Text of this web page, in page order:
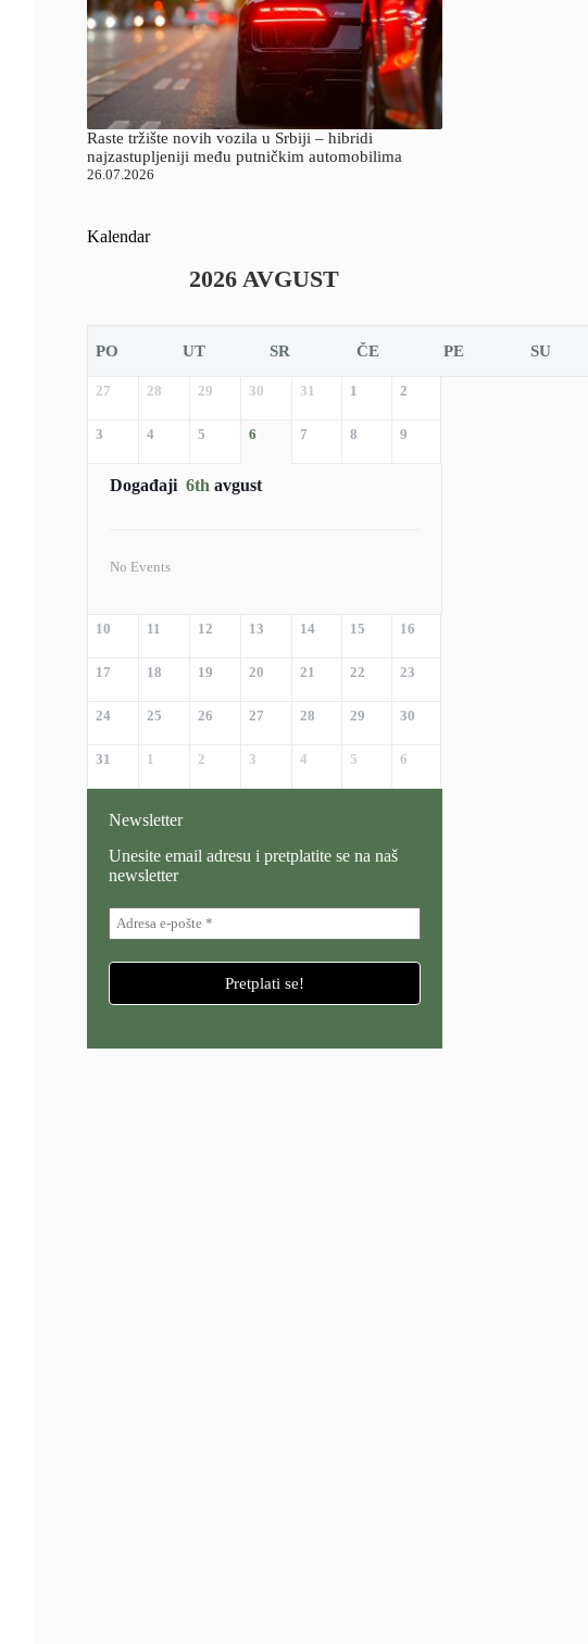
Raste tržište novih vozila u Srbiji – hibridi
najzastupljeniji među putničkim automobilima
26.07.2026
Kalendar
2026 AVGUST
PO UT SR ČE PE SU
27 28 29 30 31 1 2
3 4 5 6 7 8 9
Događaji 6th avgust
No Events
10 11 12 13 14 15 16
17 18 19 20 21 22 23
24 25 26 27 28 29 30
31 1 2 3 4 5 6
Newsletter
Unesite email adresu i pretplatite se na naš
newsletter